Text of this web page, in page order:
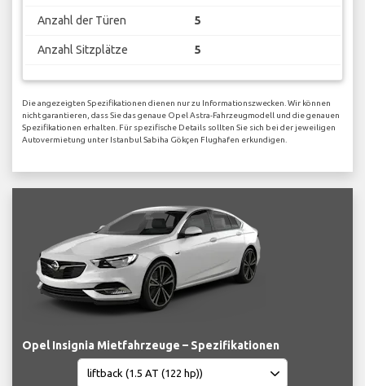
Anzahl der Türen 5
Anzahl Sitzplätze 5
Die angezeigten Spezifikationen dienen nur zu Informationszwecken. Wir können
nicht garantieren, dass Sie das genaue Opel Astra-Fahrzeugmodell und die genauen
Spezifikationen erhalten. Für spezifische Details sollten Sie sich bei der jeweiligen
Autovermietung unter Istanbul Sabiha Gökçen Flughafen erkundigen.
Opel Insignia Mietfahrzeuge – Spezifikationen